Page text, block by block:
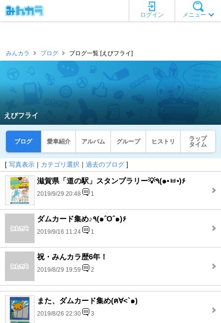
メニュー
ログイン
みんカラ ブログ ブログ一覧 [えびフライ]
えびフライ
ブログ 愛車紹介 アルバム グループ ヒストリ
ラップ
タイム
[ 写真表示 ｜ カテゴリ選択 ｜ 過去のブログ ]
滋賀県「道の駅」スタンプラリー💡٩(๑•ㅂ•)۶
2019/9/29 20:48 1
ダムカード集め♪٩(๑ˆOˆ๑)۶
2019/9/16 11:24 1
祝・みんカラ歴6年！
2019/8/29 19:59 2
また、ダムカード集め(ฅ∀<`๑)
2019/8/26 22:30 3